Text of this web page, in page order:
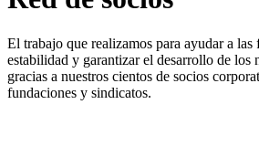
El trabajo que realizamos para ayudar a las
estabilidad y garantizar el desarrollo de los
gracias a nuestros cientos de socios
fundaciones y sindicatos.